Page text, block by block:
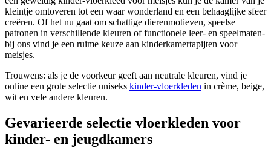
kleintje omtoveren tot een waar wonderland en een behaaglijke sfeer
creëren. Of het nu gaat om schattige dierenmotieven, speelse
patronen in verschillende kleuren of functionele leer- en speelmaten-
bij ons vind je een ruime keuze aan kinderkamertapijten voor
meisjes.
Trouwens: als je de voorkeur geeft aan neutrale kleuren, vind je
online een grote selectie uniseks kinder-vloerkleden in crème, beige,
wit en vele andere kleuren.
Gevarieerde selectie vloerkleden voor
kinder- en jeugdkamers